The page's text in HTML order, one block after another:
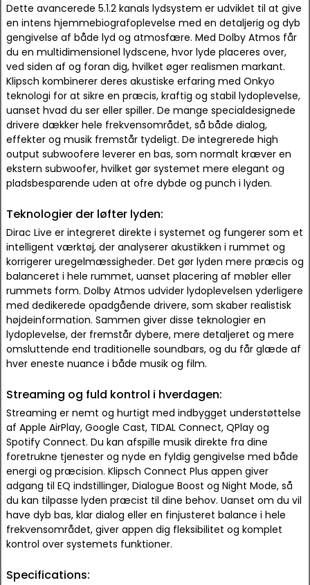
Dette avancerede 5.1.2 kanals lydsystem er udviklet til at give
en intens hjemmebiografoplevelse med en detaljerig og dyb
gengivelse af både lyd og atmosfære. Med Dolby Atmos får
du en multidimensionel lydscene, hvor lyde placeres over,
ved siden af og foran dig, hvilket øger realismen markant.
Klipsch kombinerer deres akustiske erfaring med Onkyo
teknologi for at sikre en præcis, kraftig og stabil lydoplevelse,
uanset hvad du ser eller spiller. De mange specialdesignede
drivere dækker hele frekvensområdet, så både dialog,
effekter og musik fremstår tydeligt. De integrerede high
output subwoofere leverer en bas, som normalt kræver en
ekstern subwoofer, hvilket gør systemet mere elegant og
pladsbesparende uden at ofre dybde og punch i lyden.
Teknologier der løfter lyden:
Dirac Live er integreret direkte i systemet og fungerer som et
intelligent værktøj, der analyserer akustikken i rummet og
korrigerer uregelmæssigheder. Det gør lyden mere præcis og
balanceret i hele rummet, uanset placering af møbler eller
rummets form. Dolby Atmos udvider lydoplevelsen yderligere
med dedikerede opadgående drivere, som skaber realistisk
højdeinformation. Sammen giver disse teknologier en
lydoplevelse, der fremstår dybere, mere detaljeret og mere
omsluttende end traditionelle soundbars, og du får glæde af
hver eneste nuance i både musik og film.
Streaming og fuld kontrol i hverdagen:
Streaming er nemt og hurtigt med indbygget understøttelse
af Apple AirPlay, Google Cast, TIDAL Connect, QPlay og
Spotify Connect. Du kan afspille musik direkte fra dine
foretrukne tjenester og nyde en fyldig gengivelse med både
energi og præcision. Klipsch Connect Plus appen giver
adgang til EQ indstillinger, Dialogue Boost og Night Mode, så
du kan tilpasse lyden præcist til dine behov. Uanset om du vil
have dyb bas, klar dialog eller en finjusteret balance i hele
frekvensområdet, giver appen dig fleksibilitet og komplet
kontrol over systemets funktioner.
Specifications: